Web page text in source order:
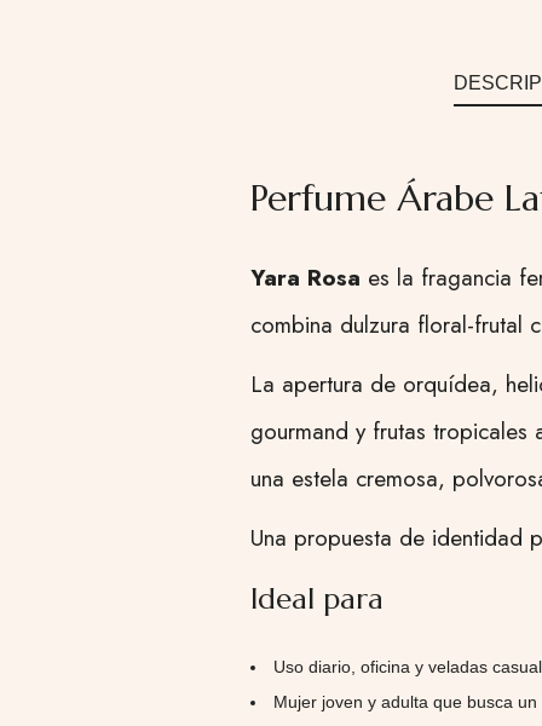
Perfume Árabe
Yara Rosa es la fragancia
combina dulzura floral-frutal
La apertura de orquídea,
gourmand y frutas
una estela cremosa,
Una propuesta de identidad
Ideal para
Uso diario, oficina y veladas
Mujer joven y adulta que busca